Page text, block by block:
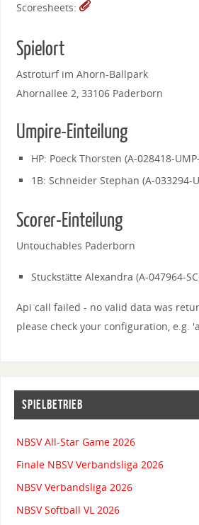
Scoresheets:
Spielort
Astroturf im Ahorn-Ballpark
Ahornallee 2, 33106 Paderborn
Umpire-Einteilung
HP: Poeck Thorsten (A-028418-
1B: Schneider Stephan (A-033294-
Scorer-Einteilung
Untouchables Paderborn
Stuckstätte Alexandra (A-047964-
Api call failed - no valid data was
please check your configuration, e.g.
SPIELBETRIEB
NBSV All-Star Game 2026
Finale NBSV Verbandsliga 2026
NBSV Verbandsliga 2026
NBSV Softball VL 2026